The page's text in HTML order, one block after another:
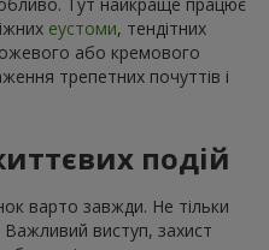
Тут найкраще працює
еустоми, тендітних
або кремового
трепетних почуттів і
подій
варто завжди. Не тільки
виступ, захист